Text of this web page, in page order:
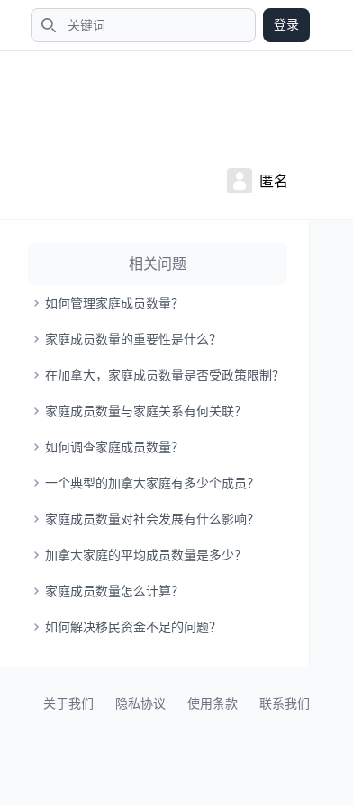
搜索
登录
匿名
相关问题
如何管理家庭成员数量？
家庭成员数量的重要性是什么？
在加拿大，家庭成员数量是否受政策限制？
家庭成员数量与家庭关系有何关联？
如何调查家庭成员数量？
一个典型的加拿大家庭有多少个成员？
家庭成员数量对社会发展有什么影响？
加拿大家庭的平均成员数量是多少？
家庭成员数量怎么计算？
如何解决移民资金不足的问题？
关于我们 隐私协议 使用条款 联系我们